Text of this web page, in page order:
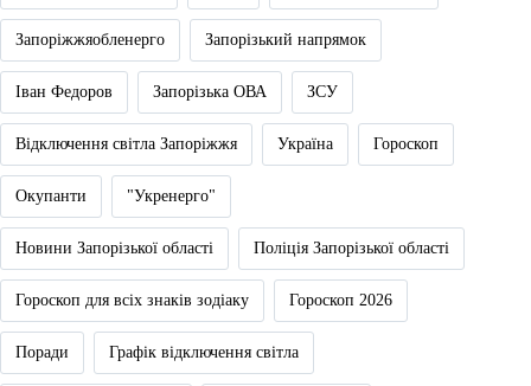
Запоріжжяобленерго Запорізький напрямок
Іван Федоров Запорізька ОВА ЗСУ
Відключення світла Запоріжжя Україна Гороскоп
Окупанти "Укренерго"
Новини Запорізької області Поліція Запорізької області
Гороскоп для всіх знаків зодіаку Гороскоп 2026
Поради Графік відключення світла